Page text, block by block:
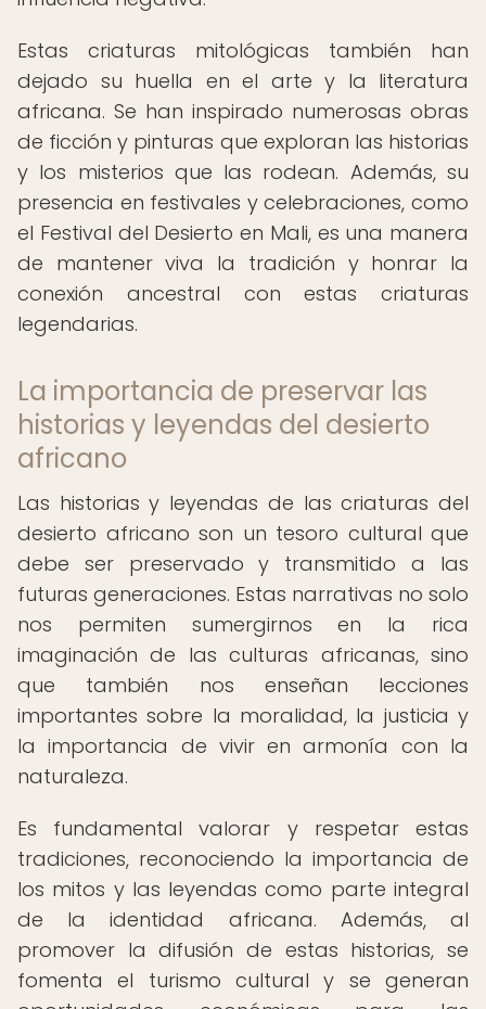
Estas criaturas mitológicas también han
dejado su huella en el arte y la literatura
africana. Se han inspirado numerosas obras
de ficción y pinturas que exploran las historias
y los misterios que las rodean. Además, su
presencia en festivales y celebraciones, como
el Festival del Desierto en Mali, es una manera
de mantener viva la tradición y honrar la
conexión ancestral con estas criaturas
legendarias.
La importancia de preservar las
historias y leyendas del desierto
africano
Las historias y leyendas de las criaturas del
desierto africano son un tesoro cultural que
debe ser preservado y transmitido a las
futuras generaciones. Estas narrativas no solo
nos permiten sumergirnos en la rica
imaginación de las culturas africanas, sino
que también nos enseñan lecciones
importantes sobre la moralidad, la justicia y
la importancia de vivir en armonía con la
naturaleza.
Es fundamental valorar y respetar estas
tradiciones, reconociendo la importancia de
los mitos y las leyendas como parte integral
de la identidad africana. Además, al
promover la difusión de estas historias, se
fomenta el turismo cultural y se generan